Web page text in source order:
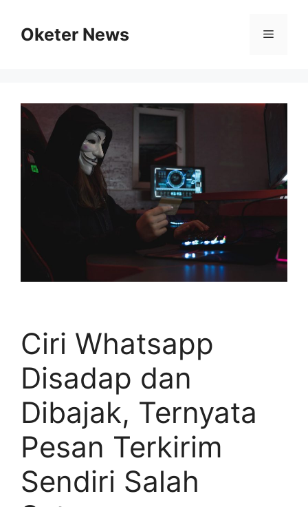
contentOketer News Menu
Ciri Whatsapp
Disadap dan
Dibajak, Ternyata
Pesan Terkirim
Sendiri Salah